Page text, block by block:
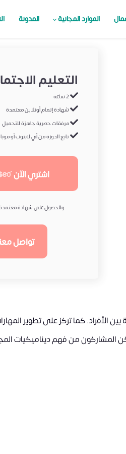
الموارد المجانية المدونة
التعليم
شهادة إتمام أونلاين معتمدة
مرفقات حصرية جاهزة للتحميل
تابع الدورة من أي لابتوب أو
اشتري الآن
وللحصول على شهادة معتمدة
تواصل
كما تركز على تطوير
المشاركون من فهم ديناميكيات